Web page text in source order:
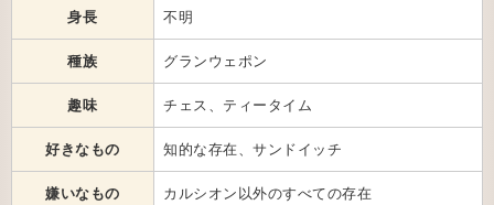
身長 不明
種族 グランウェポン
趣味 チェス、ティータイム
好きなもの 知的な存在、サンドイッチ
嫌いなもの カルシオン以外のすべての存在